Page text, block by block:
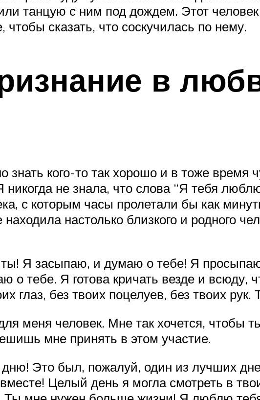
танцую с ним под дождем. Этот
сказать, что соскучилась по нему.
в
кого-то так хорошо и в тоже время
никогда не знала, что слова “Я тебя
с которым часы пролетали бы как
настолько близкого и родного
Я засыпаю, и думаю о тебе! Я
о тебе. Я готова кричать везде и
глаз, без твоих поцелуев, без твоих
меня человек. Мне так хочется, чтобы
мне принять в этом участие.
Это был, пожалуй, один из лучших
Целый день я могла смотреть в